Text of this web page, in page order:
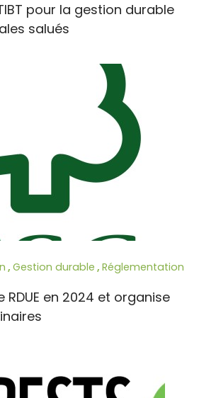
pour la gestion durable
salués
, Gestion durable , Réglementation
RDUE en 2024 et organise